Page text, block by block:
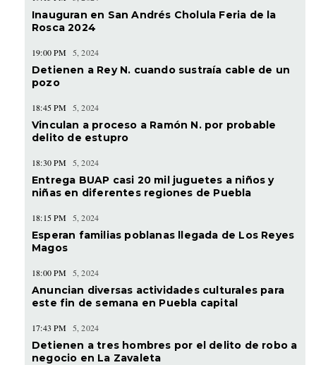
Inauguran en San Andrés Cholula Feria de la
Rosca 2024
19:00 PM 5, 2024
Detienen a Rey N. cuando sustraía cable de un
pozo
18:45 PM 5, 2024
Vinculan a proceso a Ramón N. por probable
delito de estupro
18:30 PM 5, 2024
Entrega BUAP casi 20 mil juguetes a niños y
niñas en diferentes regiones de Puebla
18:15 PM 5, 2024
Esperan familias poblanas llegada de Los Reyes
Magos
18:00 PM 5, 2024
Anuncian diversas actividades culturales para
este fin de semana en Puebla capital
17:43 PM 5, 2024
Detienen a tres hombres por el delito de robo a
negocio en La Zavaleta